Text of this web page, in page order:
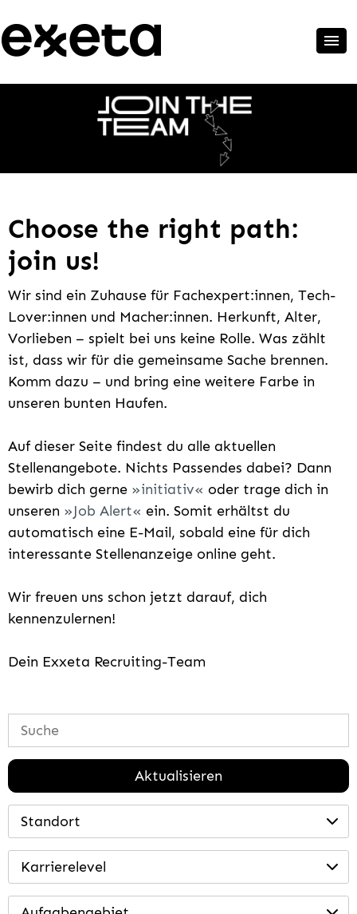
Choose the right path:
join us!
Wir sind ein Zuhause für Fachexpert:innen, Tech-
Lover:innen und Macher:innen. Herkunft, Alter,
Vorlieben – spielt bei uns keine Rolle. Was zählt
ist, dass wir für die gemeinsame Sache brennen.
Komm dazu – und bring eine weitere Farbe in
unseren bunten Haufen.
Auf dieser Seite findest du alle aktuellen
Stellenangebote. Nichts Passendes dabei? Dann
bewirb dich gerne
initiativ
oder trage dich in
unseren
Job Alert
ein. Somit erhältst du
automatisch eine E-Mail, sobald eine für dich
interessante Stellenanzeige online geht.
Wir freuen uns schon jetzt darauf, dich
kennenzulernen!
Dein Exxeta Recruiting-Team
Aktualisieren
Standort
Karrierelevel